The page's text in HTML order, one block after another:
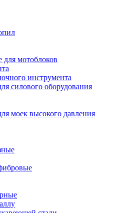
для мотоблоков
инструмента
силового оборудования
моек высокого давления